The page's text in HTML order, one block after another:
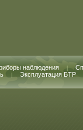
наблюдения
Эксплуатация БТР